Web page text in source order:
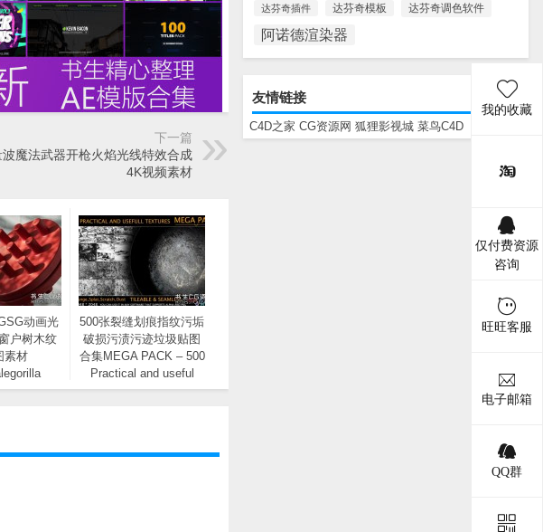
达芬奇插件 达芬奇模板 达芬奇调色软件
阿诺德渲染器
友情链接
C4D之家 CG资源网 狐狸影视城 菜鸟C4D
下一篇
魔法武器开枪火焰光线特效合成
4K视频素材
动画光
户树木纹
素材
Basic
500张裂缝划痕指纹污垢
破损污渍污迹垃圾贴图
合集MEGA PACK – 500
Practical and useful
Stencil imperfection
我的收藏
仅付费资源
咨询
旺旺客服
电子邮箱
QQ群